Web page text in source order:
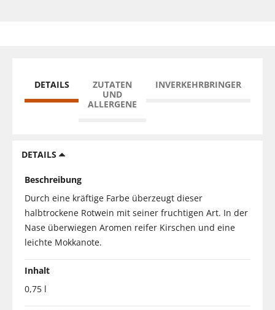
DETAILS
ZUTATEN
UND
ALLERGENE
INVERKEHRBRINGER
DETAILS
Beschreibung
Durch eine kräftige Farbe überzeugt dieser
halbtrockene Rotwein mit seiner fruchtigen Art. In der
Nase überwiegen Aromen reifer Kirschen und eine
leichte Mokkanote.
Inhalt
0,75 l